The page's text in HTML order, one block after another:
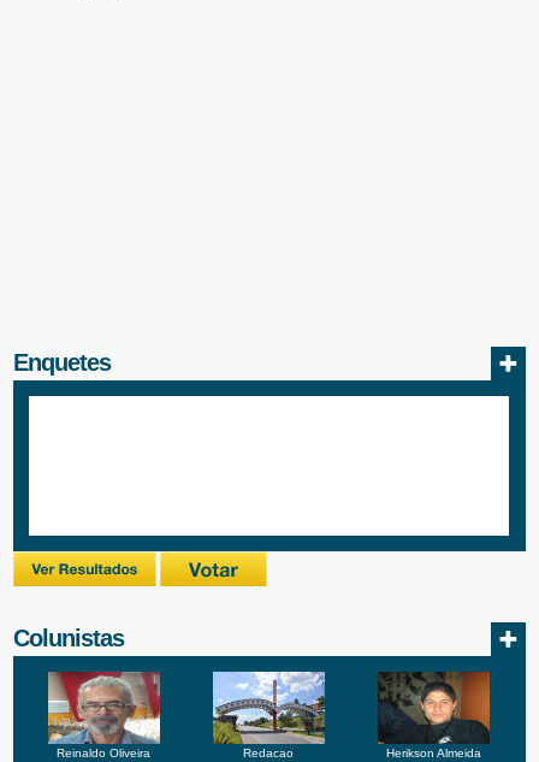
Enquetes
Colunistas
Reinaldo Oliveira Redacao Herikson Almeida